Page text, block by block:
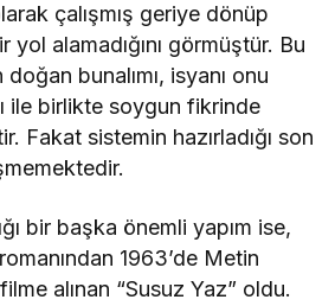
çalışmış geriye dönüp
yol alamadığını görmüştür. Bu
bunalımı, isyanı onu
ile birlikte soygun fikrinde
Fakat sistemin hazırladığı son
bir başka önemli yapım ise,
1963’de Metin
alınan “Susuz Yaz” oldu.